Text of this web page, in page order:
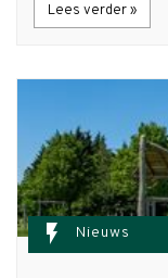
Lees verder »
flash_on Nieuws